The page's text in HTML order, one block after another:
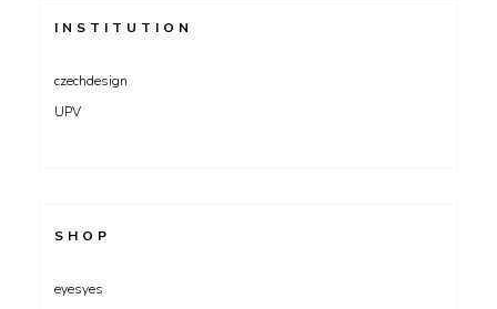
INSTITUTION
czechdesign
UPV
SHOP
eyesyes